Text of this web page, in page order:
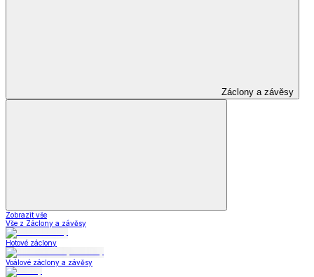
Záclony a závěsy
Zobrazit vše
Vše z Záclony a závěsy
Hotové záclony
Voálové záclony a závěsy